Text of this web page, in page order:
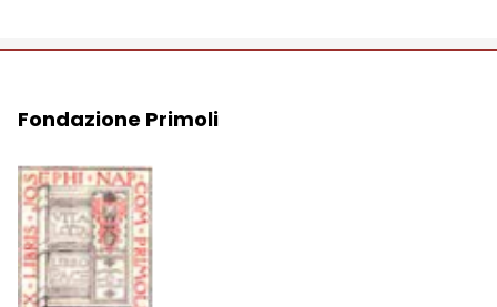
Fondazione Primoli